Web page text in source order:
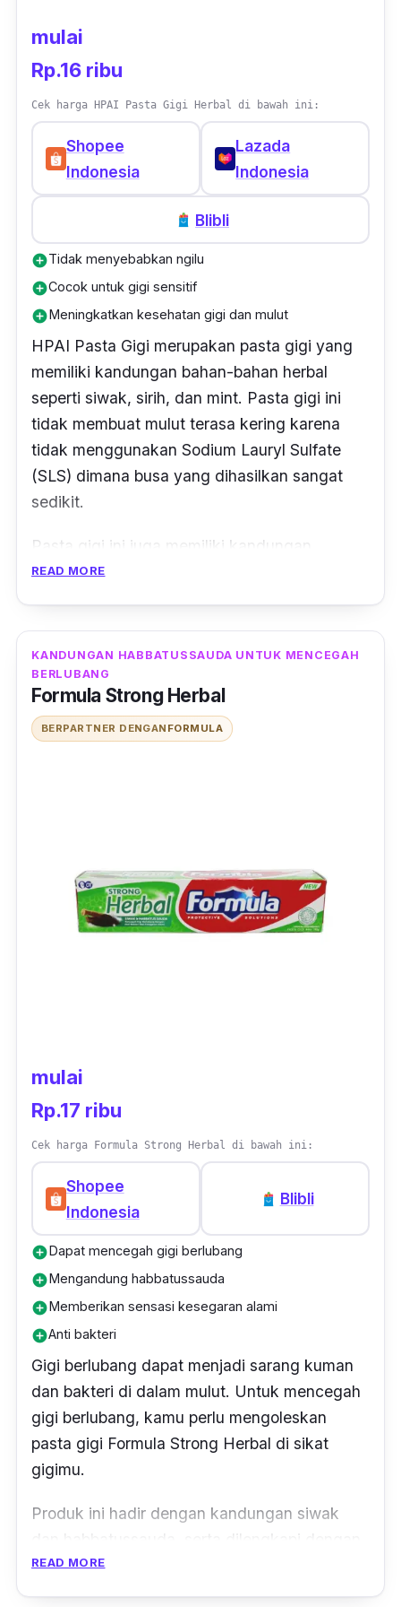
mulai
Rp.16 ribu
Cek harga HPAI Pasta Gigi Herbal di bawah ini:
Shopee
Indonesia
Lazada
Indonesia
Blibli
add_circleTidak menyebabkan ngilu
add_circleCocok untuk gigi sensitif
add_circleMeningkatkan kesehatan gigi dan mulut
HPAI Pasta Gigi merupakan pasta gigi yang
memiliki kandungan bahan-bahan herbal
seperti siwak, sirih, dan mint. Pasta gigi ini
tidak membuat mulut terasa kering karena
tidak menggunakan Sodium Lauryl Sulfate
(SLS) dimana busa yang dihasilkan sangat
sedikit.
Pasta gigi ini juga memiliki kandungan
Dicalcium Fosfat
mampu mencegah kerusakan gigi dan
meningkatkan fungsi air liur. Selain itu, produk
ini memiliki daya bersih yang cukup tinggi dan
dayaabrasive-nya pun sangat rendah,
READ MORE
KANDUNGAN HABBATUSSAUDA UNTUK MENCEGAH
BERLUBANG
Formula Strong Herbal
BERPARTNER DENGAN FORMULA
mulai
Rp.17 ribu
Cek harga Formula Strong Herbal di bawah ini:
Shopee
Indonesia
Blibli
add_circleDapat mencegah gigi berlubang
add_circleMengandung habbatussauda
add_circleMemberikan sensasi kesegaran alami
add_circleAnti bakteri
Gigi berlubang dapat menjadi sarang kuman
dan bakteri di dalam mulut. Untuk mencegah
gigi berlubang, kamu perlu mengoleskan
pasta gigi Formula Strong Herbal di sikat
gigimu.
Produk ini hadir dengan kandungan siwak
dan habbatussauda, serta dilengkapi dengan
formulaantibacterial protection
menjadikan pasta gigi ini sebagai solusi yang
READ MORE